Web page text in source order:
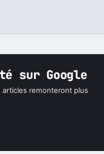
sur Google
remonteront plus